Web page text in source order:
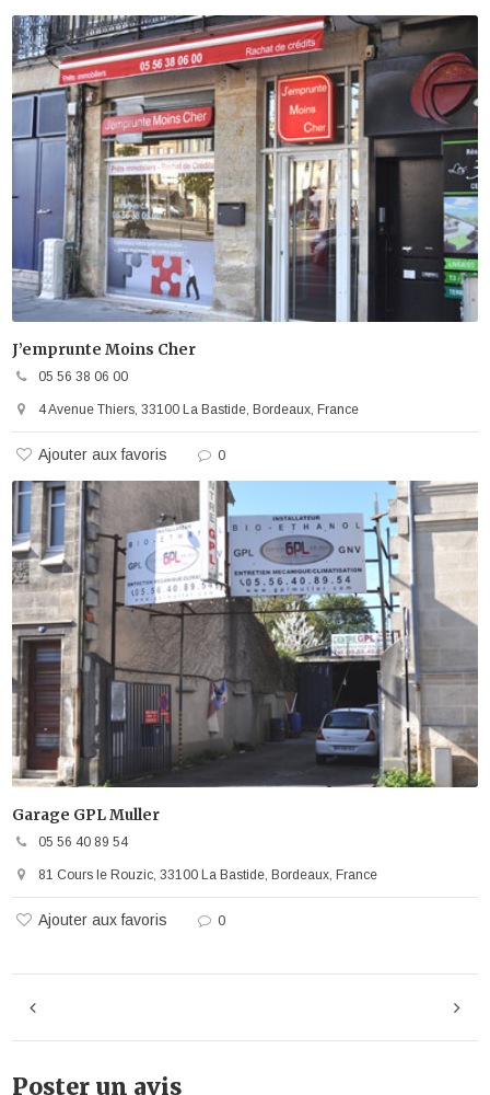
J’emprunte Moins Cher
05 56 38 06 00
4 Avenue Thiers, 33100 La Bastide, Bordeaux, France
Ajouter aux favoris 0
Garage GPL Muller
05 56 40 89 54
81 Cours le Rouzic, 33100 La Bastide, Bordeaux, France
Ajouter aux favoris 0
Poster un avis